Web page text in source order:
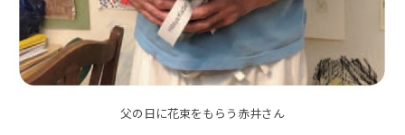
父の日に花束をもらう赤井さん